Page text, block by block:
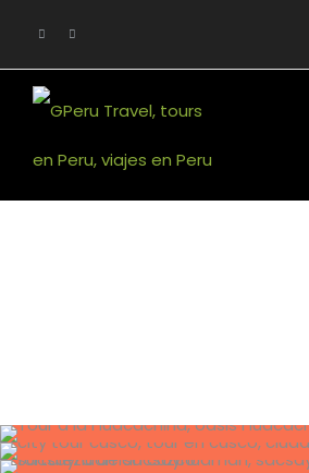
27 de noviembre de 2023
26 de octubre de 2023
11 de octubre de 2023